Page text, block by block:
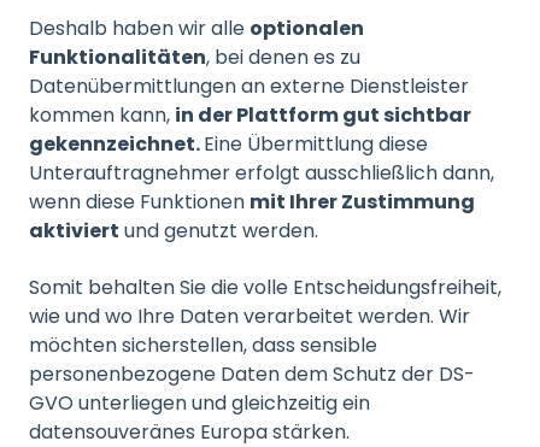
Deshalb haben wir alle optionalen
Funktionalitäten, bei denen es zu
Datenübermittlungen an externe Dienstleister
kommen kann, in der Plattform gut sichtbar
gekennzeichnet.Eine Übermittlung diese
Unterauftragnehmer erfolgt ausschließlich dann,
wenn diese Funktionen mit Ihrer Zustimmung
aktiviert und genutzt werden.
Somit behalten Sie die volle Entscheidungsfreiheit,
wie und wo Ihre Daten verarbeitet werden. Wir
möchten sicherstellen, dass sensible
personenbezogene Daten dem Schutz der DS-
GVO unterliegen und gleichzeitig ein
datensouveränes Europa stärken.